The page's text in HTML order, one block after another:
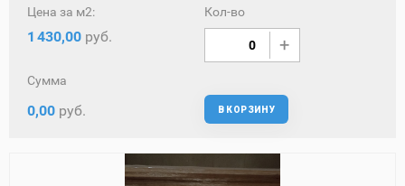
Цена за м2:
1 430,00 руб.
Кол-во
Сумма
0,00 руб. В КОРЗИНУ